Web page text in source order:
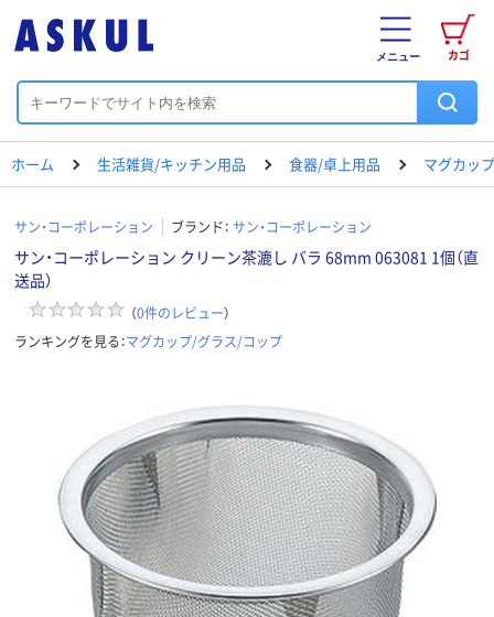
カゴ
メニュー
ホーム 生活雑貨/キッチン用品 食器/卓上用品 マグカッ
サン・コーポレーション ブランド： サン・コーポレーション
サン・コーポレーション クリーン茶漉し バラ 68mm 063081 1個（直
送品）
（0件のレビュー）
ランキングを見る：マグカップ/グラス/コップ